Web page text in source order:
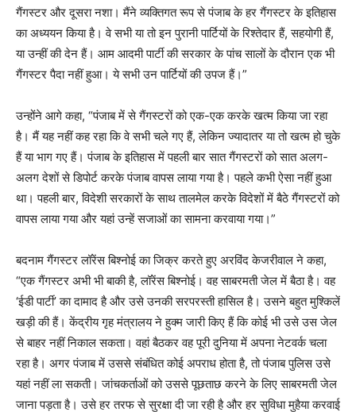
गैंगस्टर और दूसरा नशा। मैंने व्यक्तिगत रूप से पंजाब के हर गैंगस्टर के इतिहास
का अध्ययन किया है। वे सभी या तो इन पुरानी पार्टियों के रिश्तेदार हैं, सहयोगी हैं,
या उन्हीं की देन हैं। आम आदमी पार्टी की सरकार के पांच सालों के दौरान एक भी
गैंगस्टर पैदा नहीं हुआ। ये सभी उन पार्टियों की उपज हैं।”
उन्होंने आगे कहा, “पंजाब में से गैंगस्टरों को एक-एक करके खत्म किया जा रहा
है। मैं यह नहीं कह रहा कि वे सभी चले गए हैं, लेकिन ज्यादातर या तो खत्म हो चुके
हैं या भाग गए हैं। पंजाब के इतिहास में पहली बार सात गैंगस्टरों को सात अलग-
अलग देशों से डिपोर्ट करके पंजाब वापस लाया गया है। पहले कभी ऐसा नहीं हुआ
था। पहली बार, विदेशी सरकारों के साथ तालमेल करके विदेशों में बैठे गैंगस्टरों को
वापस लाया गया और यहां उन्हें सजाओं का सामना करवाया गया।”
बदनाम गैंगस्टर लॉरेंस बिश्नोई का जिक्र करते हुए अरविंद केजरीवाल ने कहा,
“एक गैंगस्टर अभी भी बाकी है, लॉरेंस बिश्नोई। वह साबरमती जेल में बैठा है। वह
‘ईडी पार्टी’ का दामाद है और उसे उनकी सरपरस्ती हासिल है। उसने बहुत मुश्किलें
खड़ी की हैं। केंद्रीय गृह मंत्रालय ने हुक्म जारी किए हैं कि कोई भी उसे उस जेल
से बाहर नहीं निकाल सकता। वहां बैठकर वह पूरी दुनिया में अपना नेटवर्क चला
रहा है। अगर पंजाब में उससे संबंधित कोई अपराध होता है, तो पंजाब पुलिस उसे
यहां नहीं ला सकती। जांचकर्ताओं को उससे पूछताछ करने के लिए साबरमती जेल
जाना पड़ता है। उसे हर तरफ से सुरक्षा दी जा रही है और हर सुविधा मुहैया करवाई